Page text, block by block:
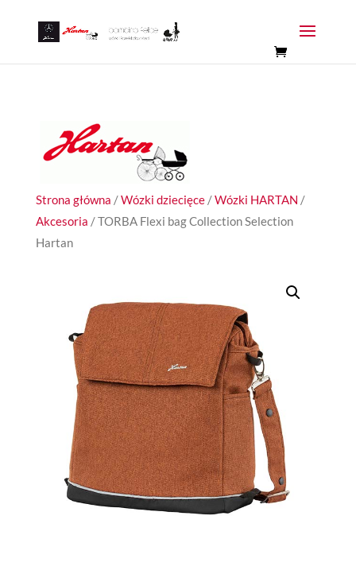
Strona główna /Wózki dziecięce/Wózki HARTAN /
Akcesoria / TORBA Flexi bag Collection Selection
Hartan